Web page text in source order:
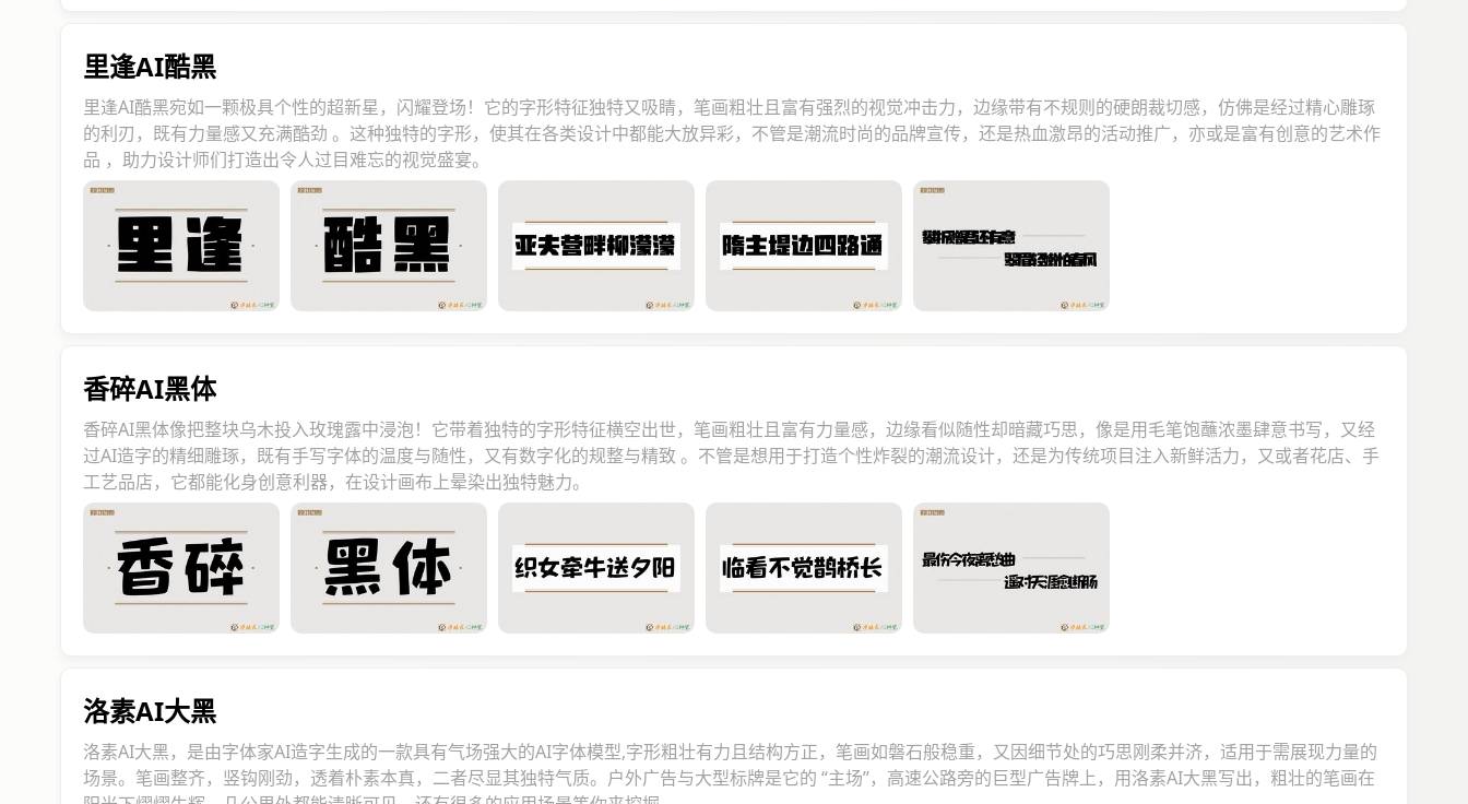
里逢AI酷黑
里逢AI酷黑宛如一颗极具个性的超新星，闪耀登场！它的字形特征独特又吸睛，笔画粗壮且富有强烈的视觉冲击力，边缘带有不规则的硬朗裁切感，仿佛是经过精心雕琢
的利刃，既有力量感又充满酷劲 。这种独特的字形，使其在各类设计中都能大放异彩，不管是潮流时尚的品牌宣传，还是热血激昂的活动推广，亦或是富有创意的艺术作
品 ，助力设计师们打造出令人过目难忘的视觉盛宴。
香碎AI黑体
香碎AI黑体像把整块乌木投入玫瑰露中浸泡！它带着独特的字形特征横空出世，笔画粗壮且富有力量感，边缘看似随性却暗藏巧思，像是用毛笔饱蘸浓墨肆意书写，又经
过AI造字的精细雕琢，既有手写字体的温度与随性，又有数字化的规整与精致 。不管是想用于打造个性炸裂的潮流设计，还是为传统项目注入新鲜活力，又或者花店、手
工艺品店，它都能化身创意利器，在设计画布上晕染出独特魅力。
洛素AI大黑
洛素AI大黑，是由字体家AI造字生成的一款具有气场强大的AI字体模型,字形粗壮有力且结构方正，笔画如磐石般稳重，又因细节处的巧思刚柔并济，适用于需展现力量的
场景。笔画整齐，竖钩刚劲，透着朴素本真，二者尽显其独特气质。户外广告与大型标牌是它的 “主场”，高速公路旁的巨型广告牌上，用洛素AI大黑写出，粗壮的笔画在